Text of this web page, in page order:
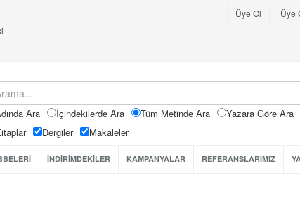
Üye Ol Üye
Ara İçindekilerde Ara Tüm Metinde Ara
Yazara Göre Ara
Dergiler Makaleler
İNDİRİMDEKİLER KAMPANYALAR REFERANSLARIMIZ